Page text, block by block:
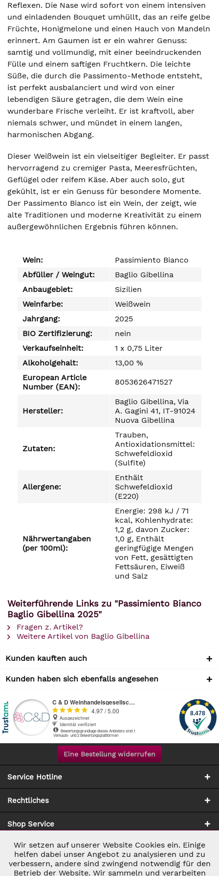
Reflexen. Die Nase wird sofort von einem intensiven
und einladenden Bouquet umhüllt, das an reife gelbe
Früchte, Honigmelone und einen Hauch von Mandeln
erinnert. Am Gaumen ist er ein wahrer Genuss:
samtig und vollmundig, mit einer beeindruckenden
Fülle und einem saftigen Fruchtkern. Die leichte
Süße, die durch die Passimento-Methode entsteht,
ist perfekt ausbalanciert und wird von einer
lebendigen Säure getragen, die dem Wein eine
wunderbare Frische verleiht. Er ist kraftvoll, aber
niemals schwer, und mündet in einem langen,
harmonischen Abgang.
Dieser Weißwein ist ein vielseitiger Begleiter. Er passt
hervorragend zu cremiger Pasta, Meeresfrüchten,
Geflügel oder reifem Käse. Aber auch solo, gut
gekühlt, ist er ein Genuss für besondere Momente.
Der Passimento Bianco ist ein Wein, der zeigt, wie
alte Traditionen und moderne Kreativität zu einem
außergewöhnlichen Ergebnis führen können.
Wein:
Passimiento Bianco
Abfüller / Weingut:
Baglio Gibellina
Anbaugebiet:
Sizilien
Weinfarbe:
Weißwein
Jahrgang:
2025
BIO Zertifizierung:
nein
Verkaufseinheit:
1 x 0,75 Liter
Alkoholgehalt:
13,00 %
European Article
Number (EAN):
8053626471527
Hersteller:
Baglio Gibellina, Via
A. Gagini 41, IT-91024
Nuova Gibellina
Zutaten:
Trauben,
Antioxidationsmittel:
Schwefeldioxid
(Sulfite)
Allergene:
Enthält
Schwefeldioxid
(E220)
Nährwertangaben
(per 100ml):
Energie: 298 kJ / 71
kcal, Kohlenhydrate:
1,2 g, davon Zucker:
1,0 g, Enthält
geringfügige Mengen
von Fett, gesättigten
Fettsäuren, Eiweiß
und Salz
Weiterführende Links zu "Passimiento Bianco
Baglio Gibellina 2025"
Fragen z. Artikel?
Weitere Artikel von Baglio Gibellina
Kunden kauften auch
Kunden haben sich ebenfalls angesehen
Eine Bestellung widerrufen
Service Hotline
Rechtliches
Shop Service
Zahlung & Versand
Notwendig Aktiv
Inaktiv
Wir setzen auf unserer Website Cookies ein. Einige
helfen dabei unser Angebot zu analysieren und zu
verbessern, andere sind zwingend notwendig für den
Betrieb der Website. Wir sammeln und verarbeiten